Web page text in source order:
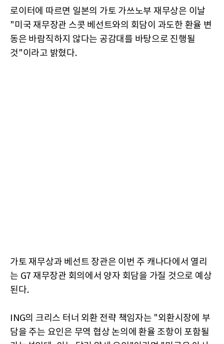
로이터에 따르면 일본의 가토 가쓰노부 재무상은 이날
"미국 재무장관 스콧 베선트와의 회담이 과도한 환율 변
동은 바람직하지 않다는 공감대를 바탕으로 진행될
것"이라고 밝혔다.
가토 재무상과 베선트 장관은 이번 주 캐나다에서 열리
는 G7 재무장관 회의에서 양자 회담을 가질 것으로 예상
된다.
ING의 크리스 터너 외환 전략 책임자는 "외환시장에 부
담을 주는 요인은 무역 협상 논의에 환율 조항이 포함될